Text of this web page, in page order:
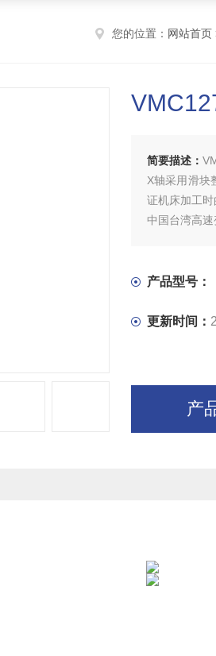
您的位置： 网站首页
简要描述：
X轴采用滑块
证机床加工时
中国台湾高速
冷却系统采
产品型号：
更新时间：
产